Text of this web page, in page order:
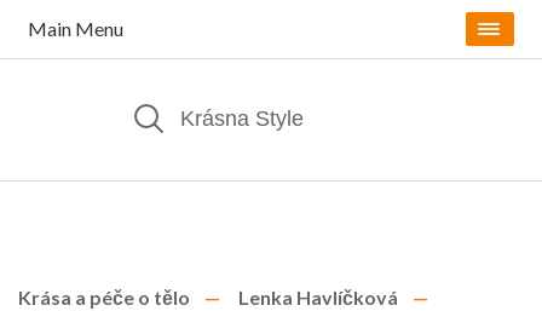
Main Menu
Krása a péče o tělo
Lenka Havlíčková